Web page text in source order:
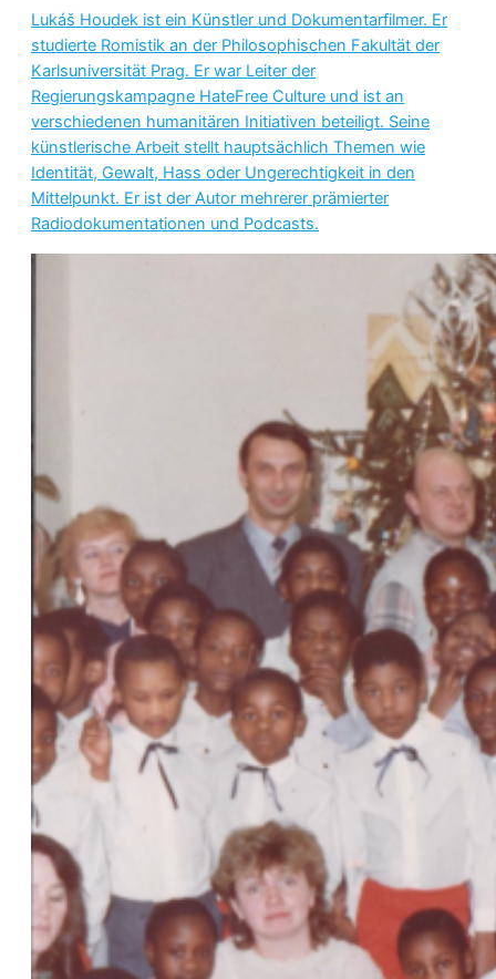
Lukáš Houdek ist ein Künstler und Dokumentarfilmer. Er
studierte Romistik an der Philosophischen Fakultät der
Karlsuniversität Prag. Er war Leiter der
Regierungskampagne HateFree Culture und ist an
verschiedenen humanitären Initiativen beteiligt. Seine
künstlerische Arbeit stellt hauptsächlich Themen wie
Identität, Gewalt, Hass oder Ungerechtigkeit in den
Mittelpunkt. Er ist der Autor mehrerer prämierter
Radiodokumentationen und Podcasts.